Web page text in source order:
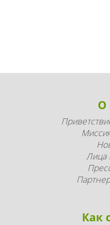
О
Лица
Как